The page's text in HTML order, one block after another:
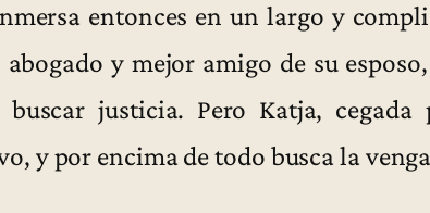
entonces en un largo y
y mejor amigo de su
justicia. Pero Katja,
y por encima de todo busca la